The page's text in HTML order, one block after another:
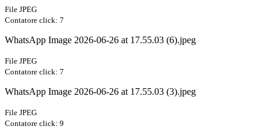
File JPEG
Contatore click: 7
WhatsApp Image 2026-06-26 at 17.55.03 (6).jpeg
File JPEG
Contatore click: 7
WhatsApp Image 2026-06-26 at 17.55.03 (3).jpeg
File JPEG
Contatore click: 9